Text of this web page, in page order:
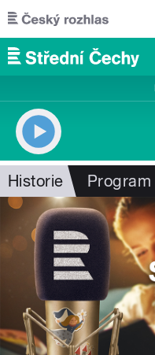
Přejít k hlavnímu obsahu
Historie Program